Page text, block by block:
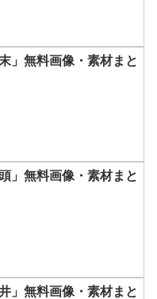
」無料画像・素材まと
」無料画像・素材まと
」無料画像・素材まと